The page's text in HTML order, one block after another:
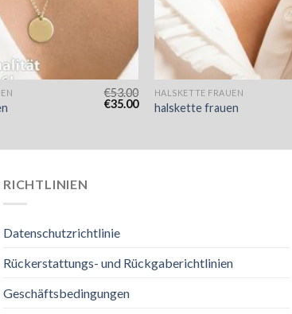
€53.00
€35.00
HALSKETTE FRAUEN
halskette frauen
RICHTLINIEN
Datenschutzrichtlinie
Rückerstattungs- und Rückgaberichtlinien
Geschäftsbedingungen